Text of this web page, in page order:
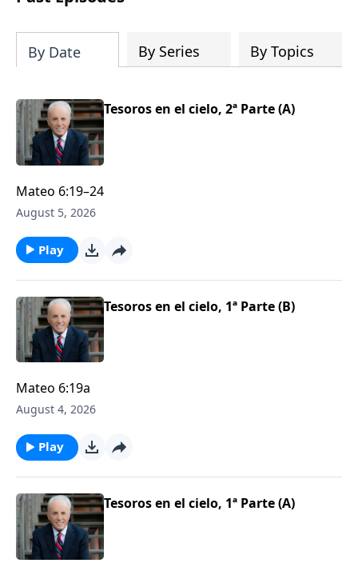
By Date By Series By Topics
Tesoros en el cielo, 2ª Parte (A)
Mateo 6:19–24
August 5, 2026
Play
Tesoros en el cielo, 1ª Parte (B)
Mateo 6:19a
August 4, 2026
Play
Tesoros en el cielo, 1ª Parte (A)